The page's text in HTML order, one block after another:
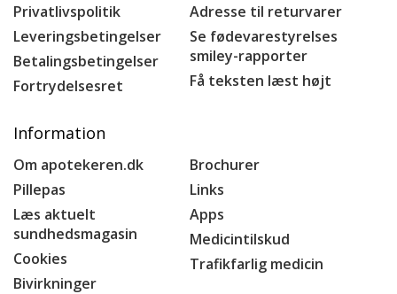
Privatlivspolitik
Leveringsbetingelser
Betalingsbetingelser
Fortrydelsesret
Adresse til returvarer
Se fødevarestyrelses
smiley-rapporter
Få teksten læst højt
Information
Om apotekeren.dk
Pillepas
Læs aktuelt
sundhedsmagasin
Cookies
Bivirkninger
Brochurer
Links
Apps
Medicintilskud
Trafikfarlig medicin